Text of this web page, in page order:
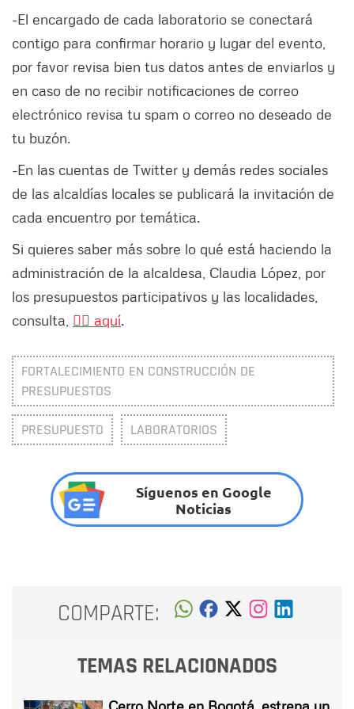
-El encargado de cada laboratorio se conectará
contigo para confirmar horario y lugar del evento,
por favor revisa bien tus datos antes de enviarlos y
en caso de no recibir notificaciones de correo
electrónico revisa tu spam o correo no deseado de
tu buzón.
-En las cuentas de Twitter y demás redes sociales
de las alcaldías locales se publicará la invitación de
cada encuentro por temática.
Si quieres saber más sobre lo qué está haciendo la
administración de la alcaldesa, Claudia López, por
los presupuestos participativos y las localidades,
consulta, 👉🏻 aquí.
FORTALECIMIENTO EN CONSTRUCCIÓN DE
PRESUPUESTOS
PRESUPUESTO LABORATORIOS
Síguenos en Google
Noticias
COMPARTE:
TEMAS RELACIONADOS